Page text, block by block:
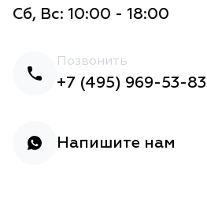
Сб, Вс: 10:00 - 18:00
Позвонить
+7 (495) 969-53-83
Напишите нам